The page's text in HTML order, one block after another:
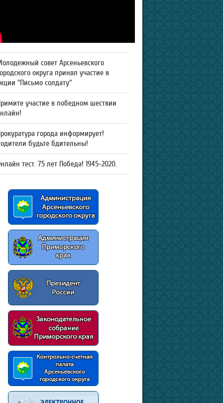
совет Арсеньевского
округа принял участие в
"Письмо солдату"
участие в победном шествии
города информирует!
будьте бдительны!
тест. 75 лет Победа! 1945-2020.